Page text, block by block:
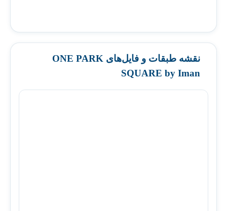
نقشه طبقات و فایل‌های ONE PARK
SQUARE by Iman